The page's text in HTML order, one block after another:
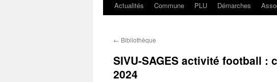
Aller
contenu
Actualités Commune PLU Démarches
← Bibliothèque
SIVU-SAGES activité football :
2024